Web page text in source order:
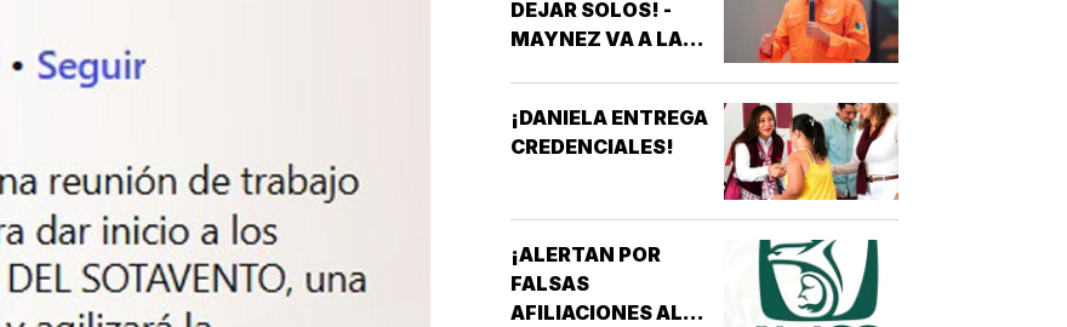
DEJAR SOLOS! -
MAYNEZ VA A LA
¡DANIELA ENTREGA
CREDENCIALES!
¡ALERTAN POR
FALSAS
AFILIACIONES AL